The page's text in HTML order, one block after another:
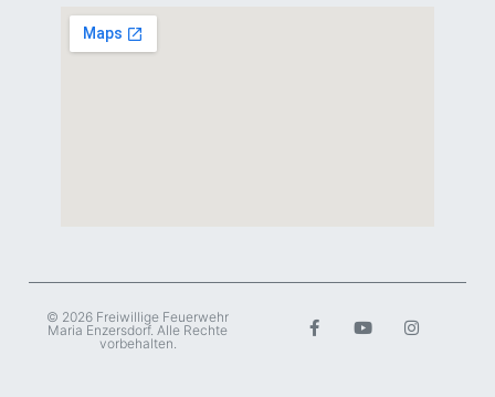
© 2026 Freiwillige Feuerwehr
Maria Enzersdorf. Alle Rechte
vorbehalten.